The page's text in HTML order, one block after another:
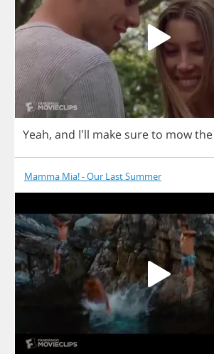
Yeah, and I'll make sureto mowthe
Mamma Mia! - Our Last Summer